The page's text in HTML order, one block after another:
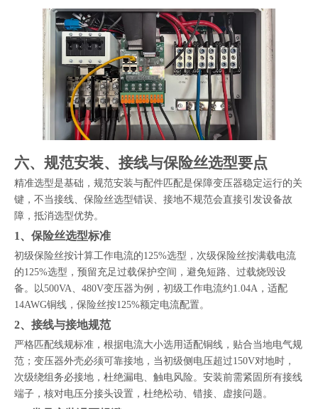
六、规范安装、接线与保险丝选型要点
精准选型是基础，规范安装与配件匹配是保障变压器稳定运行的关
键，不当接线、保险丝选型错误、接地不规范会直接引发设备故
障，抵消选型优势。
1、保险丝选型标准
初级保险丝按计算工作电流的125%选型，次级保险丝按满载电流
的125%选型，预留充足过载保护空间，避免短路、过载烧毁设
备。以500VA、480V变压器为例，初级工作电流约1.04A，适配
14AWG铜线，保险丝按125%额定电流配置。
2、接线与接地规范
严格匹配线规标准，根据电流大小选用适配铜线，贴合当地电气规
范；变压器外壳必须可靠接地，当初级侧电压超过150V对地时，
次级绕组务必接地，杜绝漏电、触电风险。安装前需紧固所有接线
端子，核对电压分接头设置，杜绝松动、错接、虚接问题。